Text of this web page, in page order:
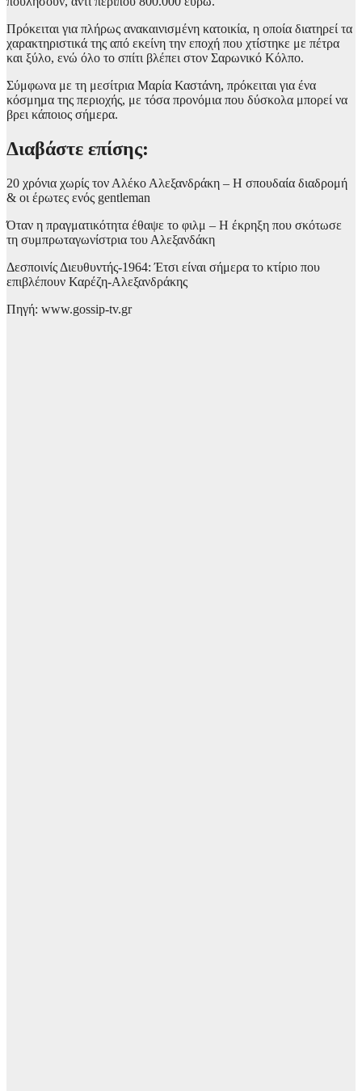
Πρόκειται για πλήρως ανακαινισμένη κατοικία, η οποία διατηρεί τα
χαρακτηριστικά της από εκείνη την εποχή που χτίστηκε με πέτρα
και ξύλο, ενώ όλο το σπίτι βλέπει στον Σαρωνικό Κόλπο.
Σύμφωνα με τη μεσίτρια Μαρία Καστάνη, πρόκειται για ένα
κόσμημα της περιοχής, με τόσα προνόμια που δύσκολα μπορεί να
βρει κάποιος σήμερα.
Διαβάστε επίσης:
20 χρόνια χωρίς τον Αλέκο Αλεξανδράκη – Η σπουδαία διαδρομή
& οι έρωτες ενός gentleman
Όταν η πραγματικότητα έθαψε το φιλμ – Η έκρηξη που σκότωσε
τη συμπρωταγωνίστρια του Αλεξανδάκη
Δεσποινίς Διευθυντής-1964: Έτσι είναι σήμερα το κτίριο που
επιβλέπουν Καρέζη-Αλεξανδράκης
Πηγή: www.gossip-tv.gr